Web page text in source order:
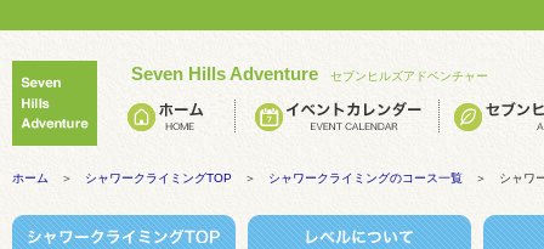
Seven Hills Adventure セブンヒルズアドベンチャー
ホーム ＞ シャワークライミングTOP ＞ シャワークライミングのコース一覧 ＞ シャワ